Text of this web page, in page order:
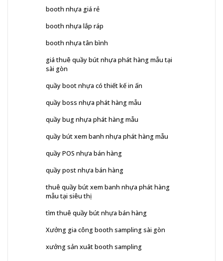
booth nhựa giá rẻ
booth nhựa lắp ráp
booth nhựa tân bình
giá thuê quầy bút nhựa phát hàng mẫu tại
sài gòn
quầy boot nhựa có thiết kế in ấn
quầy boss nhựa phát hàng mẫu
quầy bug nhựa phát hàng mẫu
quầy bút xem banh nhựa phát hàng mẫu
quầy POS nhựa bán hàng
quầy post nhựa bán hàng
thuê quầy bút xem banh nhựa phát hàng
mẫu tại siêu thị
tìm thuê quầy bút nhựa bán hàng
Xưởng gia công booth sampling sài gòn
xưởng sản xuât booth sampling